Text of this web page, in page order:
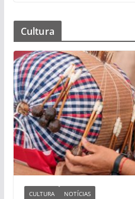
Cultura
CULTURA NOTÍCIAS